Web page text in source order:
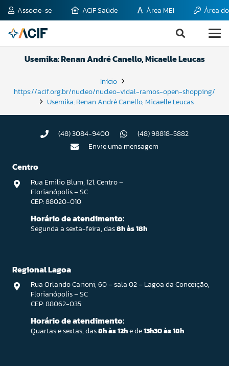
Associe-se ACIF Saúde Área MEI Área
Usemika: Renan André Canello, Micaelle Leucas
Início
https://acif.org.br/nucleo/nucleo-vidal-ramos-open-shopping/
Usemika: Renan André Canello, Micaelle Leucas
(48) 3084-9400
(48) 98818-5882
Envie uma mensagem
Centro
Rua Emilio Blum, 121. Centro –
Florianópolis – SC
CEP: 88020-010
Horário de atendimento:
Segunda a sexta-feira, das8h às 18h
Regional Lagoa
Rua Orlando Carioni, 60 – sala 02 – Lagoa da Conceição,
Florianópolis – SC
CEP: 88062-035
Horário de atendimento:
Quartas e sextas, das8h às 12he de13h30 às 18h